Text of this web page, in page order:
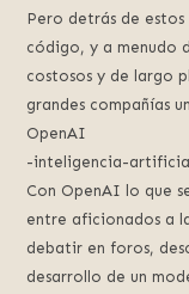
Pero detrás de
código, y a menudo
costosos y de largo
grandes compañías
OpenAI
-inteligencia-
Con OpenAI lo que
entre aficionados a
debatir en foros,
desarrollo de un